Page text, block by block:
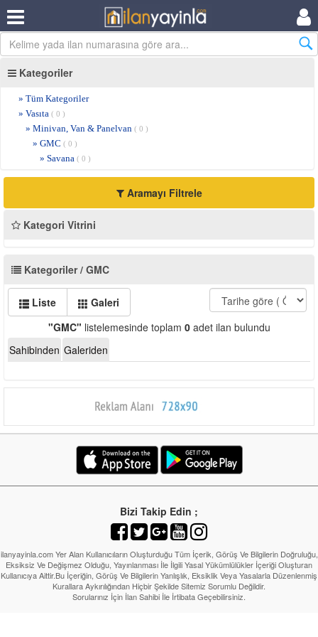
Kategoriler
» Tüm Kategoriler
» Vasıta ( 0 )
» Minivan, Van & Panelvan ( 0 )
» GMC ( 0 )
» Savana ( 0 )
Aramayı Filtrele
Kategori Vitrini
Kategoriler / GMC
Liste
Galeri
"GMC" listelemesinde toplam 0adet ilan bulundu
Sahibinden Galeriden
Bizi Takip Edin ;
ilanyayinla.com Yer Alan Kullanıcıların Oluşturduğu Tüm İçerik, Görüş Ve Bilgilerin Doğruluğu,
Eksiksiz Ve Değişmez Olduğu, Yayınlanması İle İlgili Yasal Yükümlülükler İçeriği Oluşturan
Kullanıcıya Aittir.Bu İçeriğin, Görüş Ve Bilgilerin Yanlışlık, Eksiklik Veya Yasalarla Düzenlenmiş
Kurallara Aykırılığından Hiçbir Şekilde Sitemiz Sorumlu Değildir.
Sorularınız İçin İlan Sahibi İle İrtibata Geçebilirsiniz.